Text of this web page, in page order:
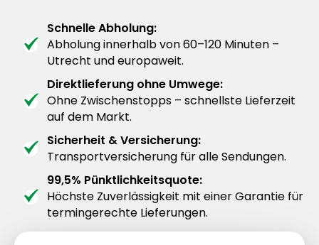
Schnelle Abholung:
Abholung innerhalb von 60–120 Minuten –
Utrecht und europaweit.
Direktlieferung ohne Umwege:
Ohne Zwischenstopps – schnellste Lieferzeit
auf dem Markt.
Sicherheit & Versicherung:
Transportversicherung für alle Sendungen.
99,5% Pünktlichkeitsquote:
Höchste Zuverlässigkeit mit einer Garantie für
termingerechte Lieferungen.